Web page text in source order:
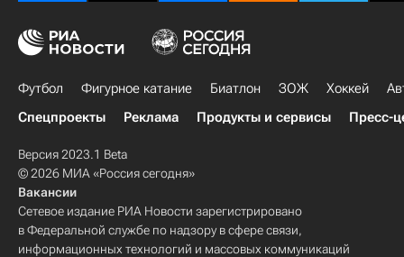
Футбол Фигурное катание Биатлон ЗОЖ Хоккей
Спецпроекты
Реклама Продукты и сервисы Пресс-
Версия 2023.1 Beta
© 2026 МИА «Россия сегодня»
Вакансии
Сетевое издание РИА Новости зарегистрировано
в Федеральной службе по надзору в сфере связи,
информационных технологий и массовых коммуникаций